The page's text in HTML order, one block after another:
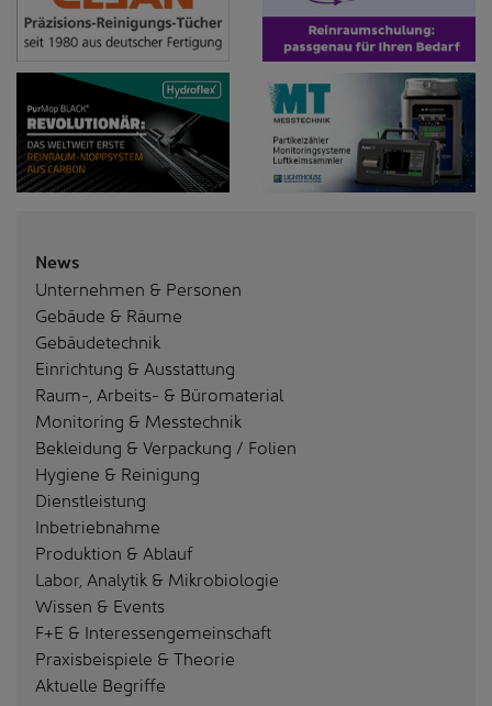
News
Unternehmen & Personen
Gebäude & Räume
Gebäudetechnik
Einrichtung & Ausstattung
Raum-, Arbeits- & Büromaterial
Monitoring & Messtechnik
Bekleidung & Verpackung / Folien
Hygiene & Reinigung
Dienstleistung
Inbetriebnahme
Produktion & Ablauf
Labor, Analytik & Mikrobiologie
Wissen & Events
F+E & Interessengemeinschaft
Praxisbeispiele & Theorie
Aktuelle Begriffe